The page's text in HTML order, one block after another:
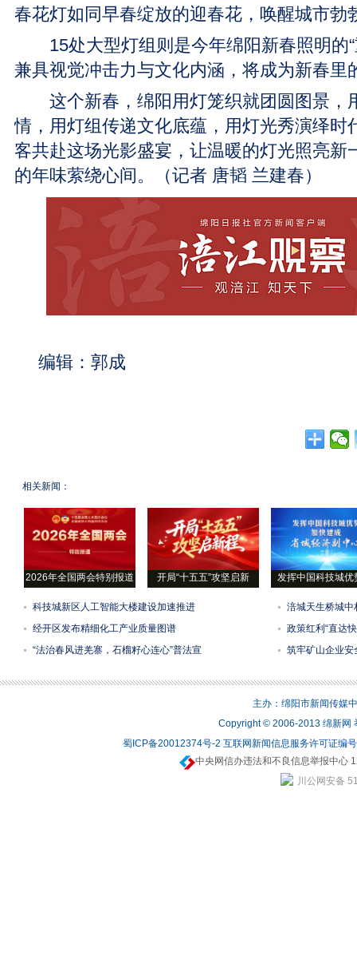
春花灯如同早春绽放的迎春花，唤醒城市勃
15处大型灯组则是今年绵阳新春照明的“
兼具视觉冲击力与文化内涵，将成为新春里
这个新春，绵阳用灯笼织就团圆图景，
情，用灯组传递文化底蕴，用灯光秀演绎时
客共赴这场光影盛宴，让温暖的灯光照亮新
的年味萦绕心间。（记者 唐韬 兰建春）
编辑：郭成
相关新闻：
2026年全国两会特别报道 开局“十五五”攻坚启新 发挥中国科技城优
科技城新区人工智能大楼建设加速推进
涪城天生桥城
经开区发布精细化工产业质量图谱
政策红利“直达
“法治春风进羌寨，石榴籽心连心”普法宣
筑牢矿山企业安
主办：绵阳市新闻传媒
Copyright © 2006-2013 绵新网
蜀ICP备20012374号-2 互联网新闻信息服务许可证编
中央网信办违法和不良信息举报中心
川公网安备